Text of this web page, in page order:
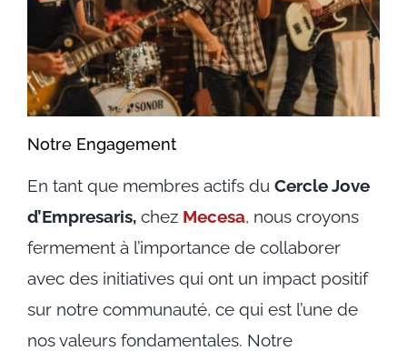
Notre Engagement
En tant que membres actifs du Cercle Jove
d’Empresaris,chez Mecesa, nous croyons
fermement à l’importance de collaborer
avec des initiatives qui ont un impact positif
sur notre communauté, ce qui est l’une de
nos valeurs fondamentales. Notre